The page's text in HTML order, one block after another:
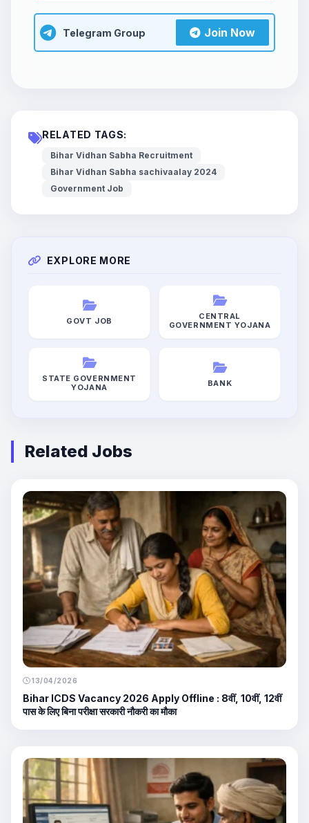
Telegram Group Join Now
RELATED TAGS:
Bihar Vidhan Sabha Recruitment
Bihar Vidhan Sabha sachivaalay 2024
Government Job
EXPLORE MORE
GOVT JOB
CENTRAL
GOVERNMENT YOJANA
STATE GOVERNMENT
YOJANA
BANK
Related Jobs
13/04/2026
Bihar ICDS Vacancy 2026 Apply Offline : 8वीं, 10वीं, 12वीं
पास के लिए बिना परीक्षा सरकारी नौकरी का मौका